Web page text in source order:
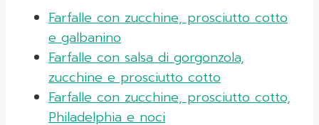
Farfalle con zucchine, prosciutto cotto
e galbanino
Farfalle con salsa di gorgonzola,
zucchine e prosciutto cotto
Farfalle con zucchine, prosciutto cotto,
Philadelphia e noci